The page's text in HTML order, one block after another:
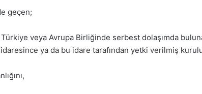
geçen;
Türkiye veya Avrupa Birliğinde serbest dolaşımda
ya da bu idare tarafından yetki verilmiş